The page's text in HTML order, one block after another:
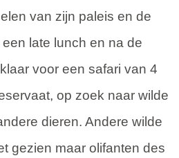
van zijn paleis en de
late lunch en na de
voor een safari van 4
op zoek naar wilde
dieren. Andere wilde
gezien maar olifanten des